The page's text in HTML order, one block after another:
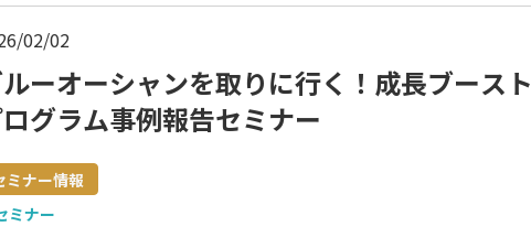
02/02
ーオーシャンを取りに行く！成長ブースト
グラム事例報告セミナー
ミナー情報
ミナー